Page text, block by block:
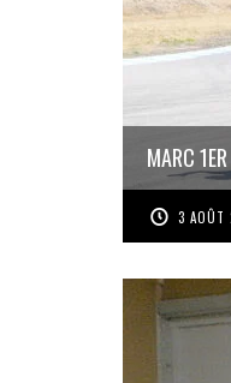
MARC
3 AOÛT